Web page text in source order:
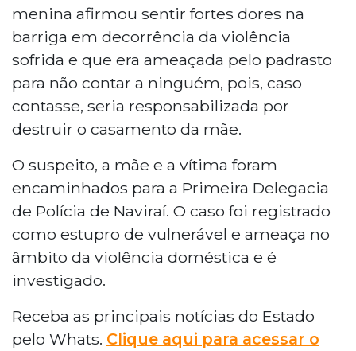
menina afirmou sentir fortes dores na
barriga em decorrência da violência
sofrida e que era ameaçada pelo padrasto
para não contar a ninguém, pois, caso
contasse, seria responsabilizada por
destruir o casamento da mãe.
O suspeito, a mãe e a vítima foram
encaminhados para a Primeira Delegacia
de Polícia de Naviraí. O caso foi registrado
como estupro de vulnerável e ameaça no
âmbito da violência doméstica e é
investigado.
Receba as principais notícias do Estado
pelo Whats. Clique aqui para acessar o